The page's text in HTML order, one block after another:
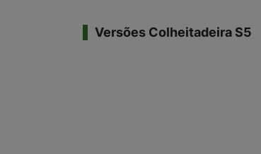
Versões Colheitadeira S5